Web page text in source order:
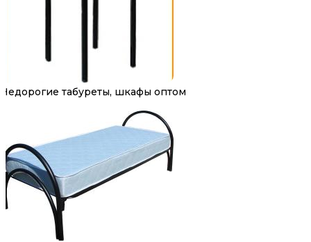
Недорогие табуреты, шкафы оптом